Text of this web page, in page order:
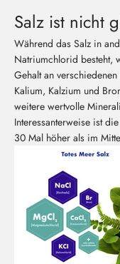
Salz ist nicht
Während das Salz in
Natriumchlorid besteht,
Gehalt an
Kalium, Kalzium und
weitere wertvolle
Interessanterweise ist
30 Mal höher als im